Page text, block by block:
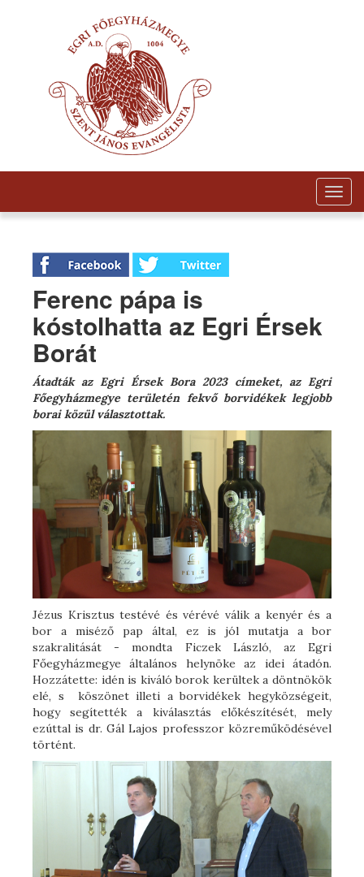
Ferenc pápa is
kóstolhatta az Egri Érsek
Borát
Átadták az Egri Érsek Bora 2023 címeket, az Egri
Főegyházmegye területén fekvő borvidékek legjobb
borai közül választottak.
Jézus Krisztus testévé és vérévé válik a kenyér és a
bor a miséző pap által, ez is jól mutatja a bor
szakralitását - mondta Ficzek László, az Egri
Főegyházmegye általános helynöke az idei átadón.
Hozzátette: idén is kiváló borok kerültek a döntnökök
elé, s köszönet illeti a borvidékek hegyközségeit,
hogy segítették a kiválasztás előkészítését, mely
ezúttal is dr. Gál Lajos professzor közreműködésével
történt.